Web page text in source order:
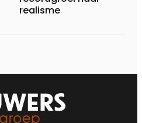
realisme